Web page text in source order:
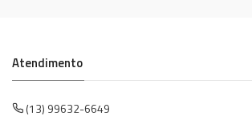
Atendimento
(13) 99632-6649